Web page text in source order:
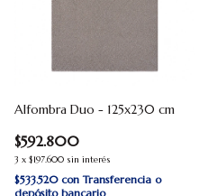
Alfombra Duo - 125x230 cm
$592.800
3 x $197.600 sin interés
$533.520 con Transferencia o
depósito bancario